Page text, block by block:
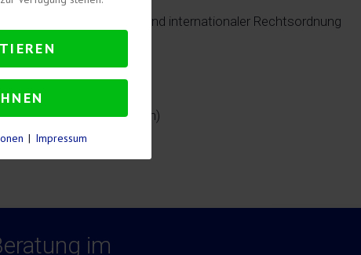
europäischer und internationaler Rechtsordnung
im
| Impressum